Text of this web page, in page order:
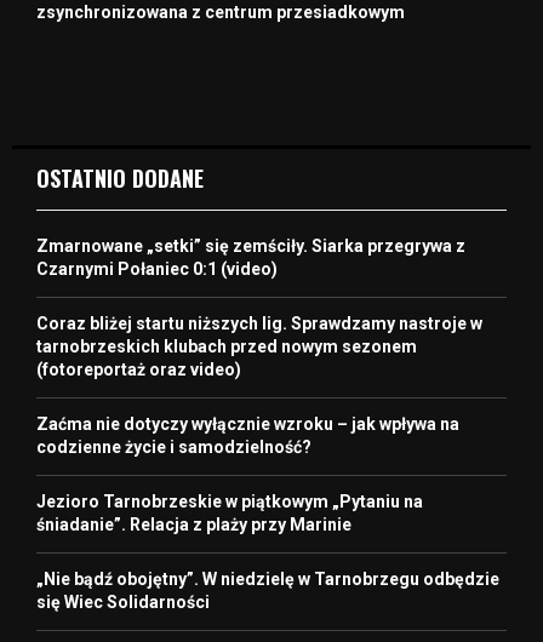
zsynchronizowana z centrum przesiadkowym
OSTATNIO DODANE
Zmarnowane „setki” się zemściły. Siarka przegrywa z
Czarnymi Połaniec 0:1 (video)
Coraz bliżej startu niższych lig. Sprawdzamy nastroje w
tarnobrzeskich klubach przed nowym sezonem
(fotoreportaż oraz video)
Zaćma nie dotyczy wyłącznie wzroku – jak wpływa na
codzienne życie i samodzielność?
Jezioro Tarnobrzeskie w piątkowym „Pytaniu na
śniadanie”. Relacja z plaży przy Marinie
„Nie bądź obojętny”. W niedzielę w Tarnobrzegu odbędzie
się Wiec Solidarności